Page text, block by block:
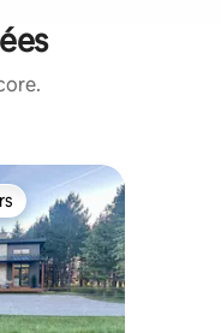
plus appréciés